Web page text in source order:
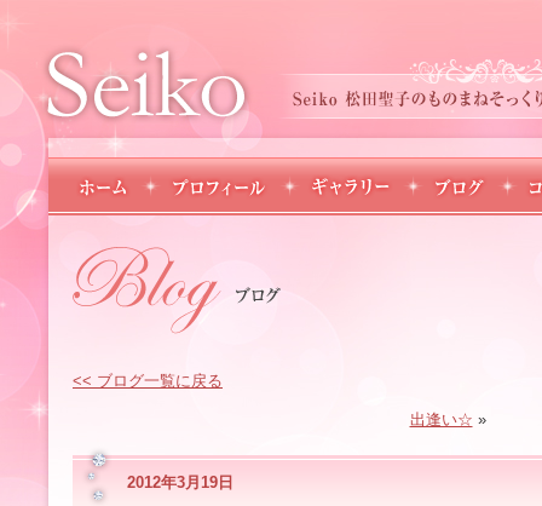
<< ブログ一覧に戻る
出逢い☆ »
2012年3月19日